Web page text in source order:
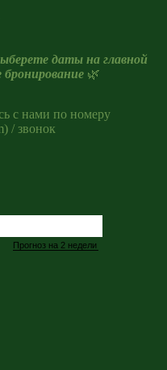
даты на главной
🌿
с нами по номеру
/ звонок